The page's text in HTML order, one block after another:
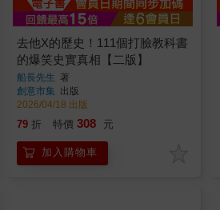
去他X的歷史！111個打臉教科書
的爆笑史實真相【二版】
船長先生 著
創意市集 出版
2026/04/18 出版
79 折 特價 308 元
加入購物車